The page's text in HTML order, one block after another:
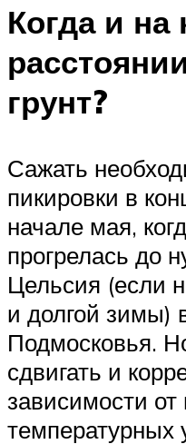
Когда и на
грунт?
Сажать
пикировки в
начале мая,
прогрелась до
Цельсия (если
и долгой зимы)
Подмосковья.
сдвигать и
зависимости от
температурных